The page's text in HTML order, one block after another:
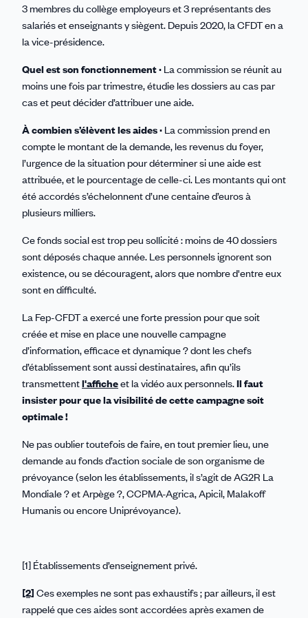
3 membres du collège employeurs et 3 représentants des
salariés et enseignants y siègent. Depuis 2020, la CFDT en a
la vice-présidence.
Quel est son fonctionnement · La commission se réunit au
moins une fois par trimestre, étudie les dossiers au cas par
cas et peut décider d’attribuer une aide.
À combien s’élèvent les aides · La commission prend en
compte le montant de la demande, les revenus du foyer,
l’urgence de la situation pour déterminer si une aide est
attribuée, et le pourcentage de celle-ci. Les montants qui ont
été accordés s’échelonnent d’une centaine d’euros à
plusieurs milliers.
Ce fonds social est trop peu sollicité : moins de 40 dossiers
sont déposés chaque année. Les personnels ignorent son
existence, ou se découragent, alors que nombre d'entre eux
sont en difficulté.
La Fep-CFDT a exercé une forte pression pour que soit
créée et mise en place une nouvelle campagne
d’information, efficace et dynamique ? dont les chefs
d’établissement sont aussi destinataires, afin qu’ils
transmettentl'afficheet la vidéo aux personnels.Il faut
insister pour que la visibilité de cette campagne soit
optimale !
Ne pas oublier toutefois de faire, en tout premier lieu, une
demande au fonds d’action sociale de son organisme de
prévoyance (selon les établissements, il s’agit de AG2R La
Mondiale ? et Arpège ?, CCPMA-Agrica, Apicil, Malakoff
Humanis ou encore Uniprévoyance).
[1] Établissements d’enseignement privé.
[2] Ces exemples ne sont pas exhaustifs ; par ailleurs, il est
rappelé que ces aides sont accordées après examen de